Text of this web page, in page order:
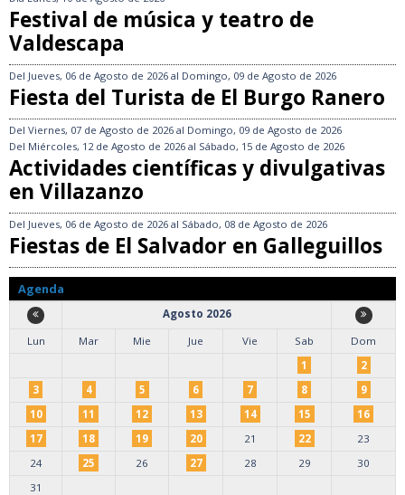
Festival de música y teatro de
Valdescapa
Del Jueves, 06 de Agosto de 2026 al Domingo, 09 de Agosto de 2026
Fiesta del Turista de El Burgo Ranero
Del Viernes, 07 de Agosto de 2026 al Domingo, 09 de Agosto de 2026
Del Miércoles, 12 de Agosto de 2026 al Sábado, 15 de Agosto de 2026
Actividades científicas y divulgativas
en Villazanzo
Del Jueves, 06 de Agosto de 2026 al Sábado, 08 de Agosto de 2026
Fiestas de El Salvador en Galleguillos
Agenda
Agosto 2026
Lun
Mar Mie Jue Vie Sab
Dom
1
2
3
4 5 6 7 8
9
10
11 12 13 14 15
16
17
18 19 20 21 22
23
24
25 26 27 28 29
30
31